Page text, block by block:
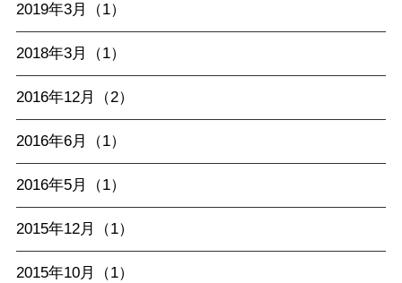
2019年3月（1）
2018年3月（1）
2016年12月（2）
2016年6月（1）
2016年5月（1）
2015年12月（1）
2015年10月（1）